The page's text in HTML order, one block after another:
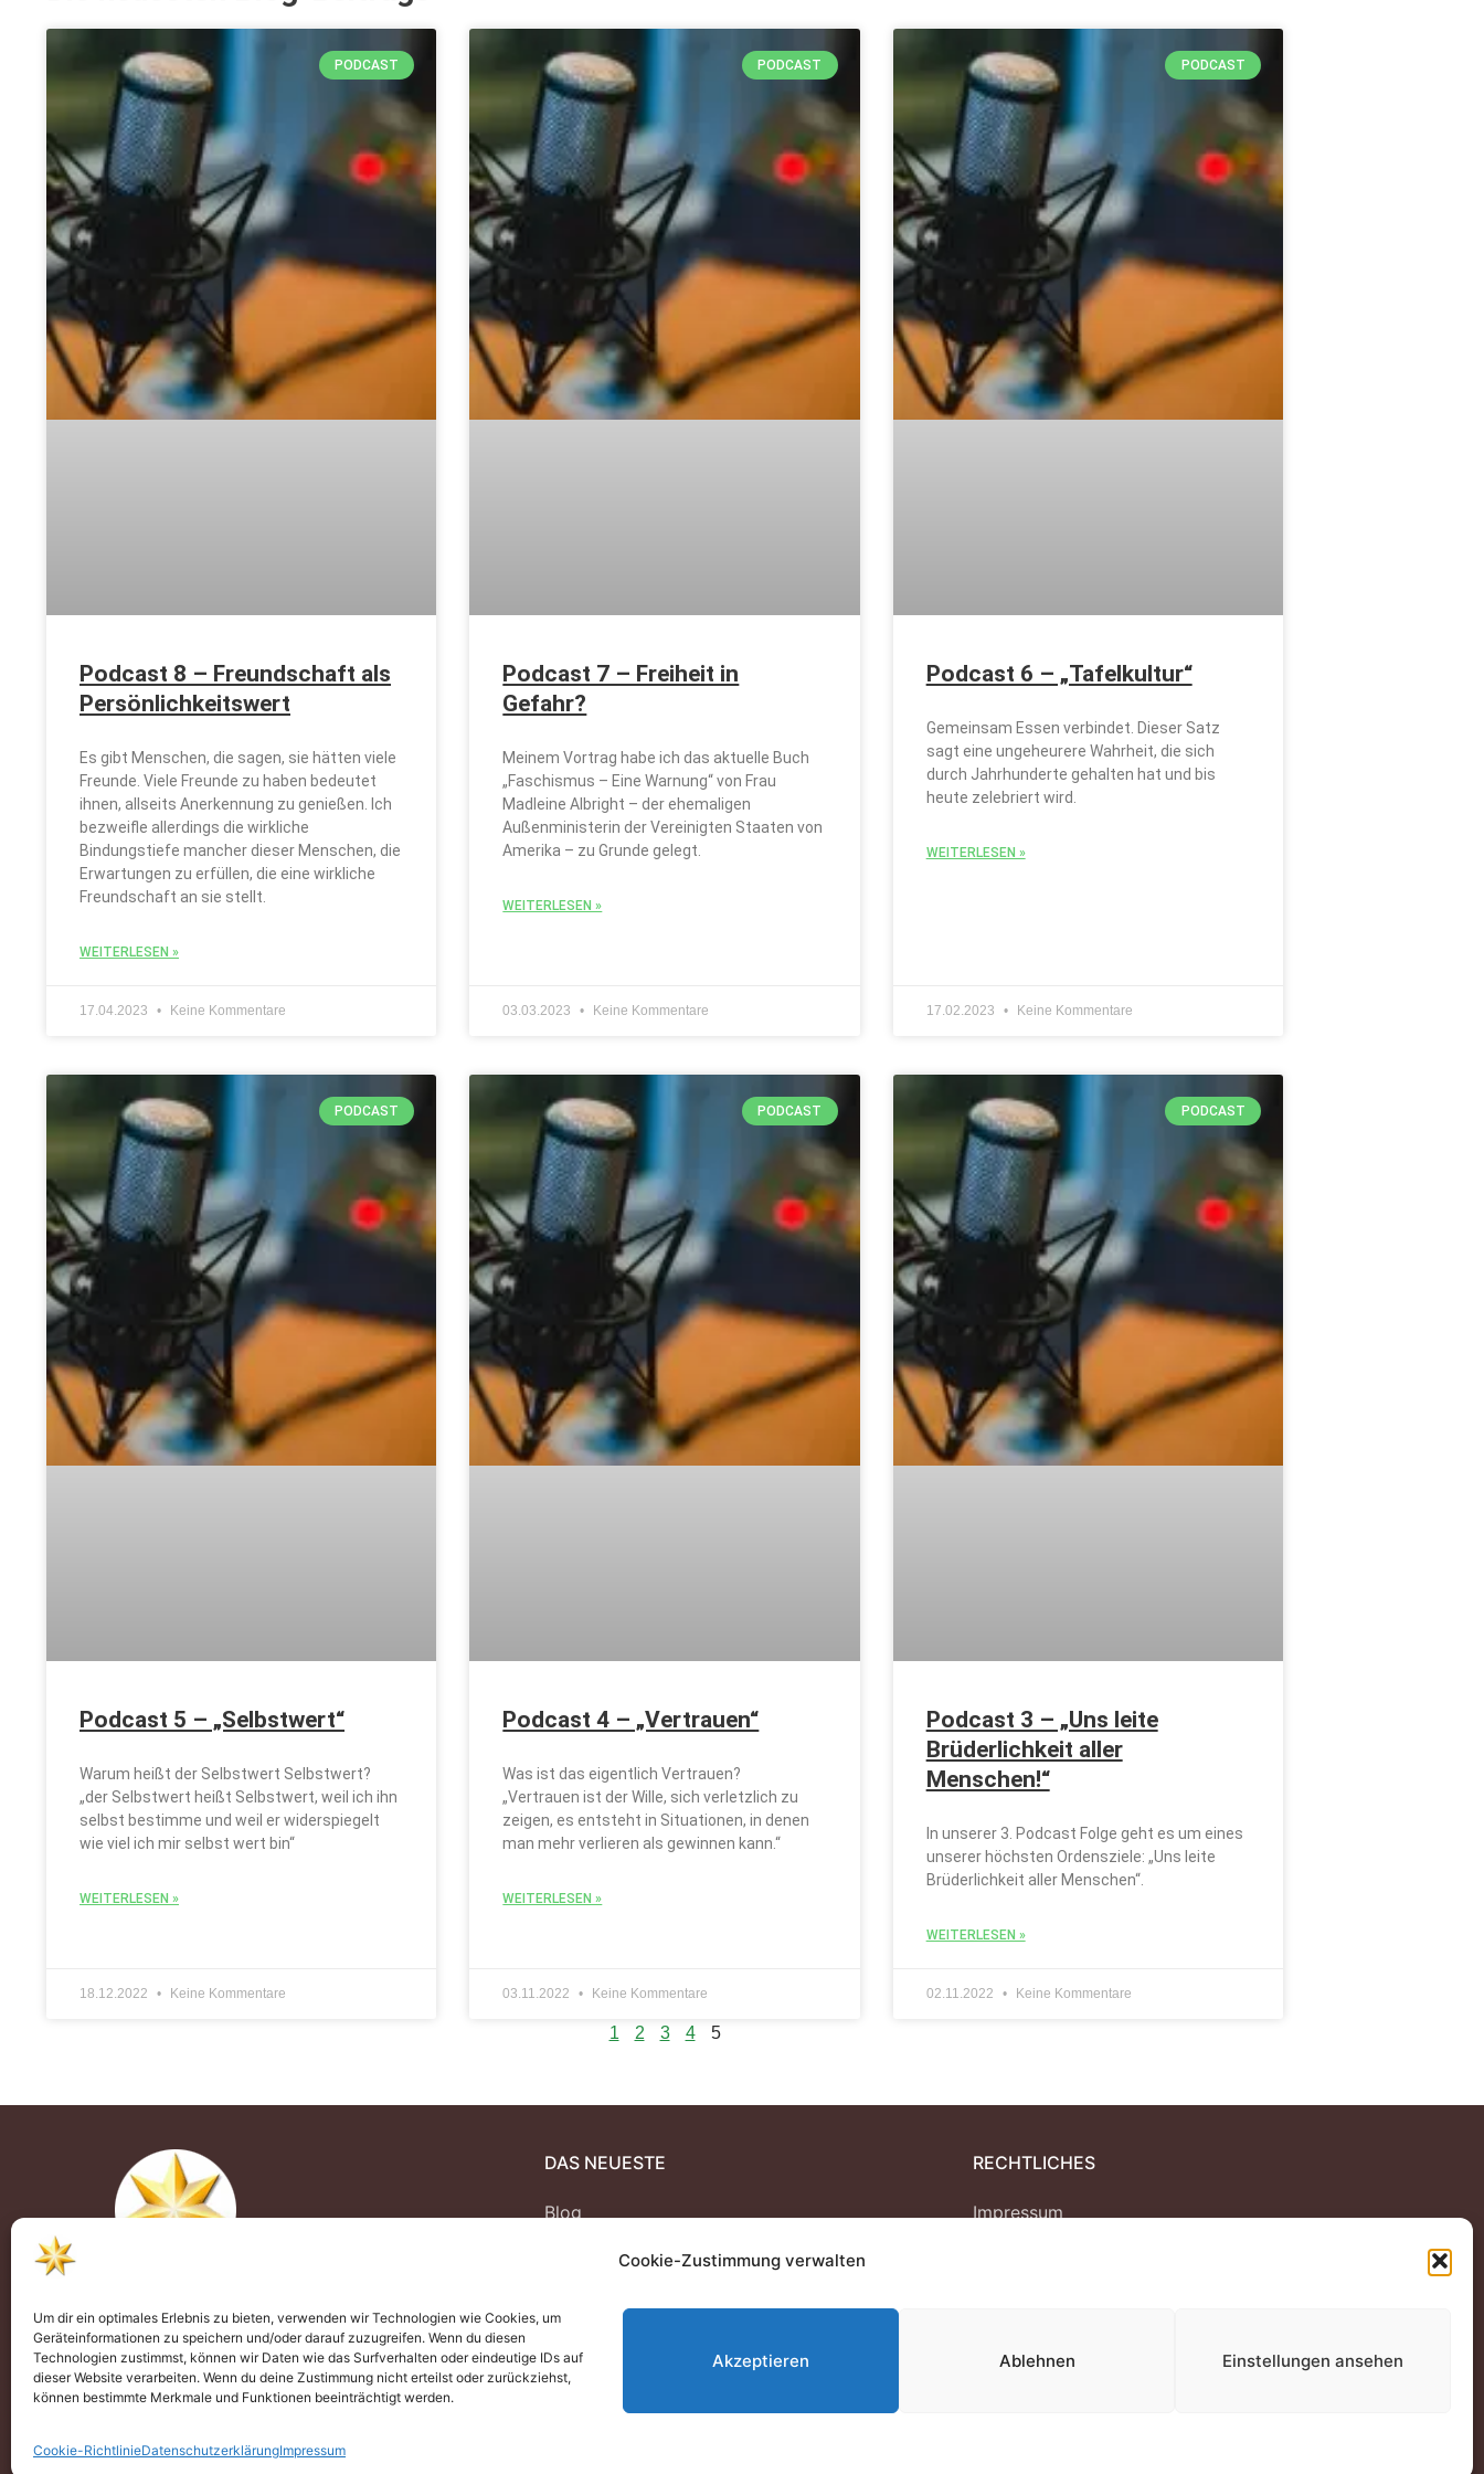
Cookie-Zustimmung verwalten
Um dir ein optimales Erlebnis zu bieten, verwenden wir Technologien wie Cookies, um
Geräteinformationen zu speichern und/oder darauf zuzugreifen. Wenn du diesen
Technologien zustimmst, können wir Daten wie das Surfverhalten oder eindeutige IDs auf
dieser Website verarbeiten. Wenn du deine Zustimmung nicht erteilst oder zurückziehst,
können bestimmte Merkmale und Funktionen beeinträchtigt werden.
Akzeptieren Ablehnen Einstellungen ansehen
Cookie-RichtlinieDatenschutzerklärungImpressum
Loge Peredur, Kassel
Loge Zur Bundestreue, Wolfenbüttel
PODCAST
Podcast 8 – Freundschaft als
Persönlichkeitswert
Es gibt Menschen, die sagen, sie hätten viele
Freunde. Viele Freunde zu haben bedeutet
ihnen, allseits Anerkennung zu genießen. Ich
bezweifle allerdings die wirkliche
Bindungstiefe mancher dieser Menschen, die
Erwartungen zu erfüllen, die eine wirkliche
Freundschaft an sie stellt.
WEITERLESEN »
17.04.2023 Keine Kommentare
PODCAST
Podcast 7 – Freiheit in
Gefahr?
Meinem Vortrag habe ich das aktuelle Buch
„Faschismus – Eine Warnung“ von Frau
Madleine Albright – der ehemaligen
Außenministerin der Vereinigten Staaten von
Amerika – zu Grunde gelegt.
WEITERLESEN »
03.03.2023 Keine Kommentare
PODCAST
Podcast 6 – „Tafelkultur“
Gemeinsam Essen verbindet. Dieser Satz
sagt eine ungeheurere Wahrheit, die sich
durch Jahrhunderte gehalten hat und bis
heute zelebriert wird.
WEITERLESEN »
17.02.2023 Keine Kommentare
PODCAST
Podcast 5 – „Selbstwert“
Warum heißt der Selbstwert Selbstwert?
„der Selbstwert heißt Selbstwert, weil ich ihn
selbst bestimme und weil er widerspiegelt
wie viel ich mir selbst wert bin“
WEITERLESEN »
18.12.2022 Keine Kommentare
PODCAST
Podcast 4 – „Vertrauen“
Was ist das eigentlich Vertrauen?
„Vertrauen ist der Wille, sich verletzlich zu
zeigen, es entsteht in Situationen, in denen
man mehr verlieren als gewinnen kann.“
WEITERLESEN »
03.11.2022 Keine Kommentare
PODCAST
Podcast 3 – „Uns leite
Brüderlichkeit aller
Menschen!“
In unserer 3. Podcast Folge geht es um eines
unserer höchsten Ordensziele: „Uns leite
Brüderlichkeit aller Menschen“.
WEITERLESEN »
02.11.2022 Keine Kommentare
1 2 3 4 5
Deutscher Druiden-Orden VAOD e.V. ist
Mitglied imIGLD-Verbund
DAS NEUESTE
Blog
Mitgliederbereich
RECHTLICHES
Impressum
Copyright © 2026 Deutscher Druiden-Orden VAOD e.V.